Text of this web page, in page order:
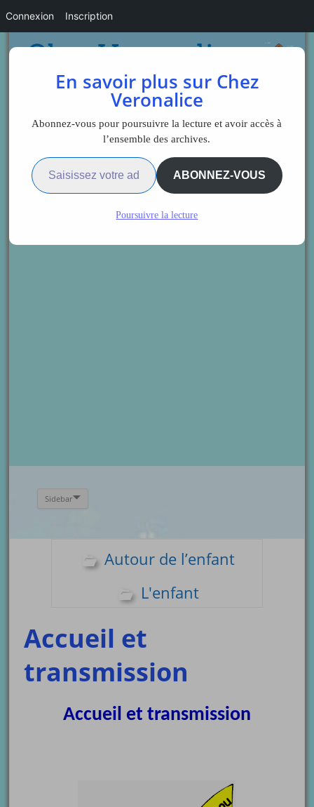
Sidebar
Autour de l’enfant
L'enfant
Accueil et
transmission
Accueil et transmission
En savoir plus sur Chez
Veronalice
Abonnez-vous pour poursuivre la lecture et avoir accès à
l’ensemble des archives.
Saisissez votre adresse e-mail…
ABONNEZ-VOUS
Poursuivre la lecture
Connexion Inscription